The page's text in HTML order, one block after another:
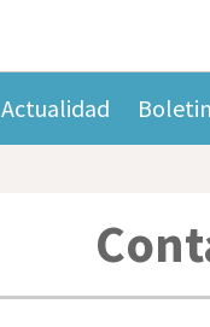
Actualidad